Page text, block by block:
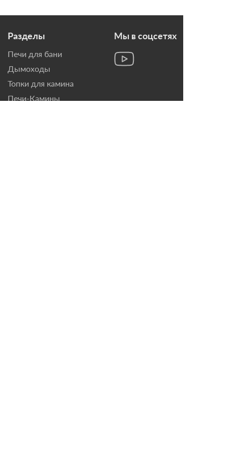
Разделы
Печи для бани
Дымоходы
Топки для камина
Печи-Камины
Мы в соцсетях